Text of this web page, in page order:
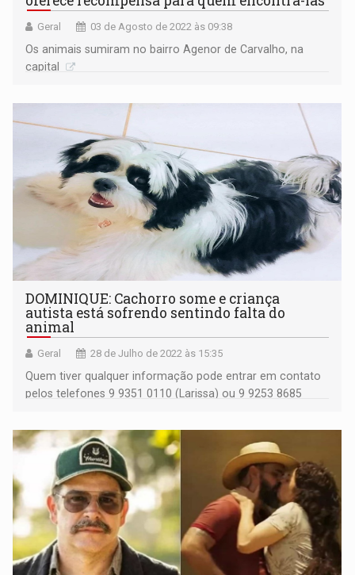
Geral 03 de Agosto de 2022 às 09:38
Os animais sumiram no bairro Agenor de Carvalho, na
capital
DOMINIQUE: Cachorro some e criança
autista está sofrendo sentindo falta do
animal
Geral 28 de Julho de 2022 às 15:35
Quem tiver qualquer informação pode entrar em contato
pelos telefones 9 9351 0110 (Larissa) ou 9 9253 8685